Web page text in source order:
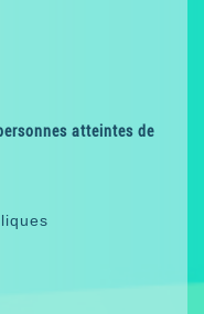
atteintes de